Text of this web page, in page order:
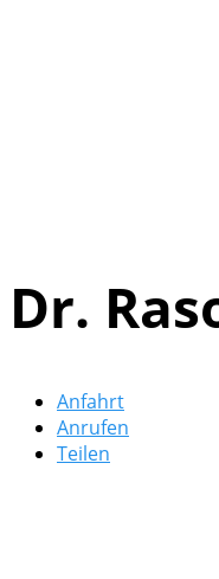
Dr.
Anfahrt
Anrufen
Teilen